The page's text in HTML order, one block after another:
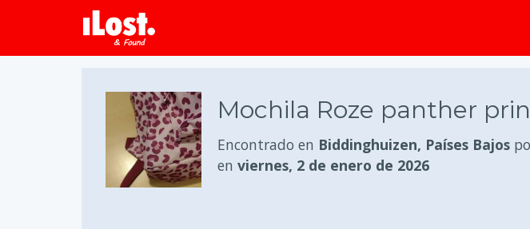
Mochila Roze panther
Encontrado en Biddinghuizen, Países Bajos
en viernes, 2 de enero de 2026